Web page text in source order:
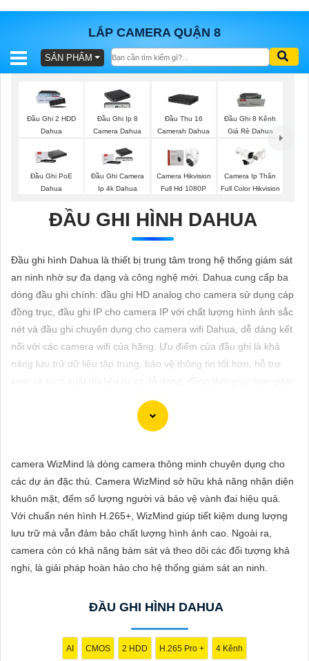
LẮP CAMERA QUẬN 8
BÁO
TRỌN
GÓI
SẢN
TƯ
VẤN
LẮP
ĐẶT
VỤ
SẢN PHẨM
Đầu Ghi 2 HDD
Dahua
Đầu Ghi Ip 8
Camera Dahua
Đầu Thu 16
Camerah Dahua
Đầu Ghi 8 Kênh
Giá Rẻ Dahua
Đầu Ghi PoE
Dahua
Đầu Ghi Camera
Ip 4k Dahua
Camera Hikvision
Full Hd 1080P
Camera Ip Thân
Full Color Hikvision
ĐẦU GHI HÌNH DAHUA
Đầu ghi hình Dahua là thiết bị trung tâm trong hệ thống giám sát
an ninh nhờ sự đa dạng và công nghệ mới. Dahua cung cấp ba
dòng đầu ghi chính: đầu ghi HD analog cho camera sử dụng cáp
đồng trục, đầu ghi IP cho camera IP với chất lượng hình ảnh sắc
nét và đầu ghi chuyên dụng cho camera wifi Dahua, dễ dàng kết
nối với các camera wifi của hãng. Ưu điểm của đầu ghi là khả
năng lưu trữ dữ liệu tập trung, bảo vệ thông tin tốt hơn, hỗ trợ
sát nhiều camera trên một màn hình.
tư vấn sau đây:
vượt trội của Camera Dahua chính hãng với mức giá vô cùng
camera WizMind là dòng camera thông minh chuyên dụng cho
các dự án đặc thù. Camera WizMind sở hữu khả năng nhận diện
khuôn mặt, đếm số lượng người và bảo vệ vành đai hiệu quả.
Với chuẩn nén hình H.265+, WizMind giúp tiết kiệm dung lượng
lưu trữ mà vẫn đảm bảo chất lượng hình ảnh cao. Ngoài ra,
camera còn có khả năng bám sát và theo dõi các đối tượng khả
nghi, là giải pháp hoàn hảo cho hệ thống giám sát an ninh.
ĐẦU GHI HÌNH DAHUA
AI CMOS 2 HDD H.265 Pro + 4 Kênh